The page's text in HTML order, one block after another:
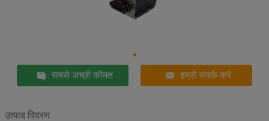
सबसे अच्छी कीमत हमसे संपर्क करें
उत्पाद विवरण